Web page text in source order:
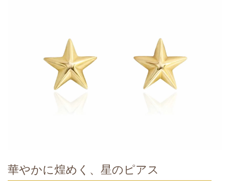
華やかに煌めく、星のピアス